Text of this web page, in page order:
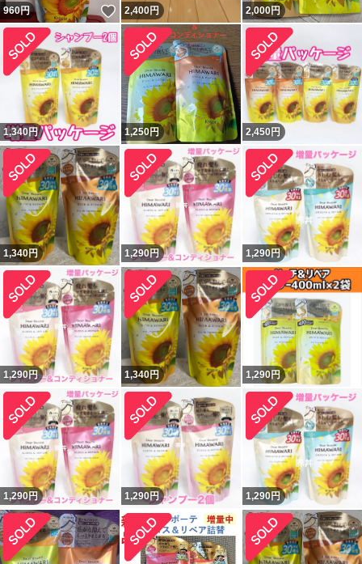
960円 いいね！
2,400円 2,000円
1,340円 1,250円 2,450 円
1,340円 1,290円 1,290円
1,290円 1,340円 1,290円
1,290円 1,290円 1,290円